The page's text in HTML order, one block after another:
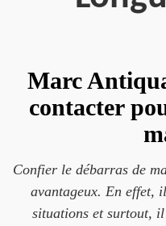
Marc
contacter
Confier le débarras de
avantageux. En effet,
situations et surtout,